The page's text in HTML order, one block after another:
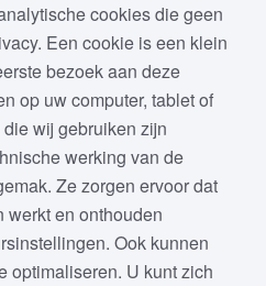
cookies die geen
Een cookie is een klein
bezoek aan deze
op uw computer, tablet of
wij gebruiken zijn
werking van de
Ze zorgen ervoor dat
werkt en onthouden
Ook kunnen
optimaliseren. U kunt zich